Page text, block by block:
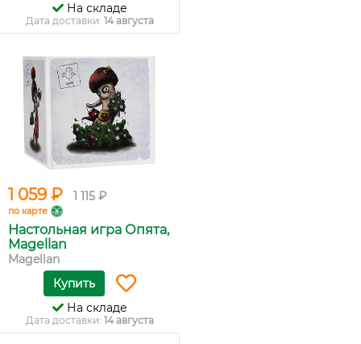
На складе
Дата доставки: 14 августа
1 059 ₽ 1 115 ₽
по карте
Настольная игра Опята,
Мagellan
Magellan
Купить
На складе
Дата доставки: 14 августа